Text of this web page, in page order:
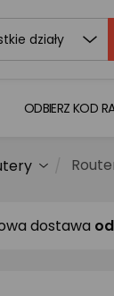
działy
ODBIERZ KOD
dostawa od